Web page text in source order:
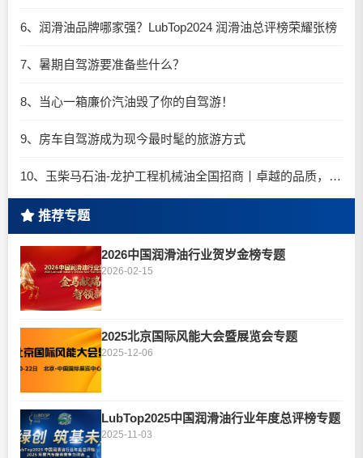
6、润滑油品牌哪家强？LubTop2024 润滑油总评榜荣耀张榜
7、暑期自驾游要准备些什么？
8、当心一箱廉价汽油毁了你的自驾游！
9、房车自驾游成为现今最时髦的旅游方式
10、玉柴马石油-龙护工程机械油全国招商丨卓越的品质，专业的品牌！
推荐专题
2026中国润滑油行业贺岁金榜专题
2026-02-15
2025北京国际风能大会暨展览会专题
2025-12-06
LubTop2025中国润滑油行业年度总评榜专题
2025-11-03